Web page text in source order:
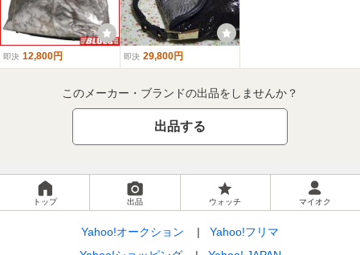
即決 12,800円 即決 29,800円
このメーカー・ブランドの出品をしませんか？
出品する
トップ 出品 ウォッチ マイオク
Yahoo!オークション
Yahoo!フリマ